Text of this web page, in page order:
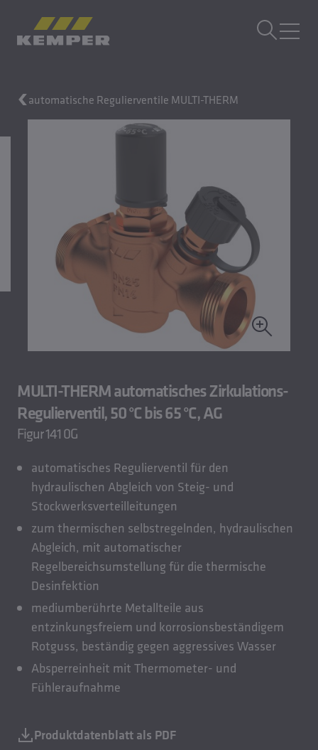
DE| DE Sprachwechsler
automatische Regulierventile MULTI-THERM
MULTI-THERM automatisches Zirkulations-
Regulierventil, 50 °C bis 65 °C, AG
Figur 141 0G
automatisches Regulierventil für den
hydraulischen Abgleich von Steig- und
Stockwerksverteilleitungen
zum thermischen selbstregelnden, hydraulischen
Abgleich, mit automatischer
Regelbereichsumstellung für die thermische
Desinfektion
mediumberührte Metallteile aus
entzinkungsfreiem und korrosionsbeständigem
Rotguss, beständig gegen aggressives Wasser
Absperreinheit mit Thermometer- und
Fühleraufnahme
Produktdatenblatt als PDF